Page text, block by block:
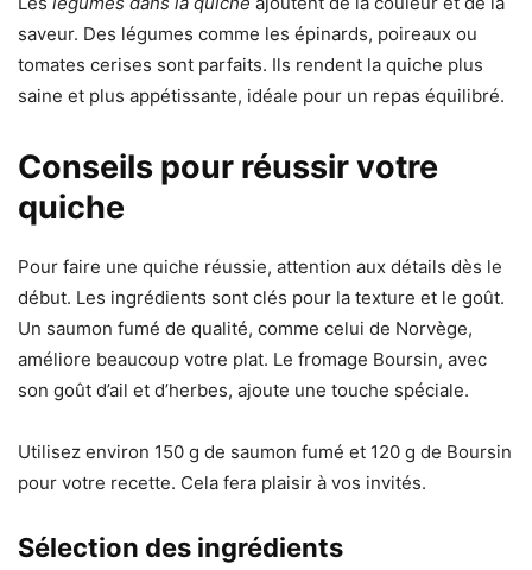
saveur. Des légumes comme les épinards, poireaux ou
tomates cerises sont parfaits. Ils rendent la quiche plus
saine et plus appétissante, idéale pour un repas équilibré.
Conseils pour réussir votre
quiche
Pour faire une quiche réussie, attention aux détails dès le
début. Les ingrédients sont clés pour la texture et le goût.
Un saumon fumé de qualité, comme celui de Norvège,
améliore beaucoup votre plat. Le fromage Boursin, avec
son goût d’ail et d’herbes, ajoute une touche spéciale.
Utilisez environ 150 g de saumon fumé et 120 g de Boursin
pour votre recette. Cela fera plaisir à vos invités.
Sélection des ingrédients